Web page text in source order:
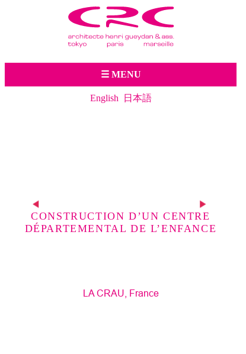
Jump to navigation
☰ MENU
English 日本語
p
CONSTRUCTION D’UN CENTRE
DÉPARTEMENTAL DE L’ENFANCE
LA CRAU, France